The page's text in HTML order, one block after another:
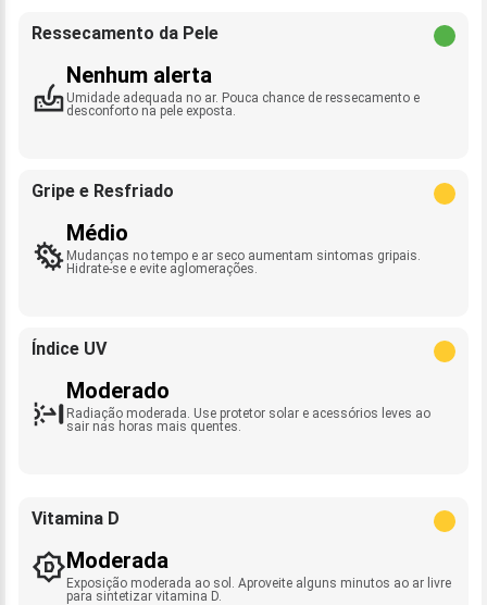
Ressecamento da Pele
Nenhum alerta
Umidade adequada no ar. Pouca chance de ressecamento e
desconforto na pele exposta.
Gripe e Resfriado
Médio
Mudanças no tempo e ar seco aumentam sintomas gripais.
Hidrate-se e evite aglomerações.
Índice UV
Moderado
Radiação moderada. Use protetor solar e acessórios leves ao
sair nas horas mais quentes.
Vitamina D
Moderada
Exposição moderada ao sol. Aproveite alguns minutos ao ar livre
para sintetizar vitamina D.